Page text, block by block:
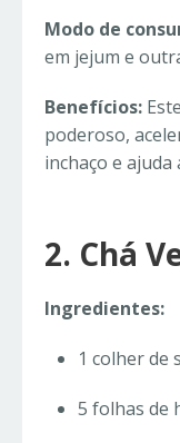
Modo de
em jejum e
Benefícios:
poderoso,
inchaço e
2. Chá
Ingredientes:
1 colher de
5 folhas de